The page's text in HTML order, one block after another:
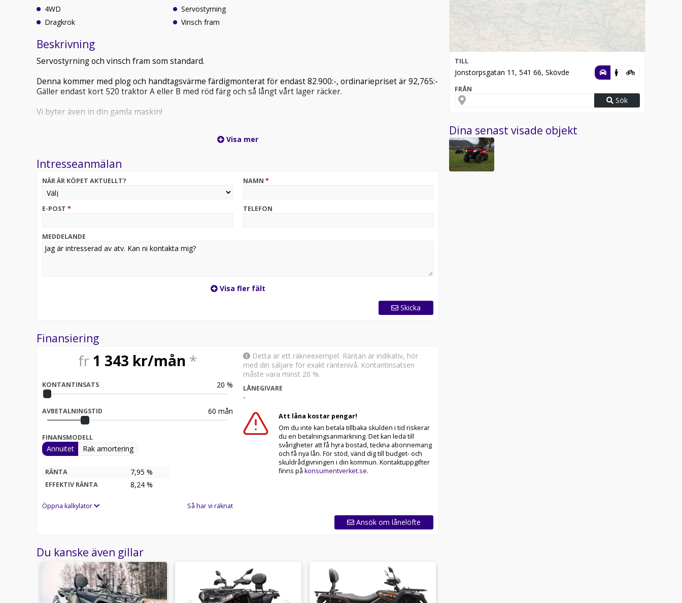
4WD
Dragkrok
Servostyrning
Vinsch fram
Beskrivning
Servostyrning och vinsch fram som standard.
Denna kommer med plog och handtagsvärme färdigmonterat för endast 82.900:-, ordinariepriset är 92,765:-
Gäller endast kort 520 traktor A eller B med röd färg och så långt vårt lager räcker.
Vi byter även in din gamla maskin!
Visa mer
Intresseanmälan
NÄR ÄR KÖPET AKTUELLT? NAMN *
E-POST * TELEFON
MEDDELANDE
Visa fler fält
Skicka
Finansiering
fr 1 343 kr/mån *
KONTANTINSATS 20 %
AVBETALNINGSTID 60 mån
FINANSMODELL
Annuitet Rak amortering
RÄNTA 7,95 %
EFFEKTIV RÄNTA 8,24 %
Öppna kalkylator Så har vi räknat
Detta är ett räkneexempel. Räntan är indikativ, hör
med din säljare för exakt räntenivå. Kontantinsatsen
måste vara minst 20 %.
LÅNEGIVARE
-
Att låna kostar pengar!
Om du inte kan betala tillbaka skulden i tid riskerar
du en betalningsanmärkning. Det kan leda till
svårigheter att få hyra bostad, teckna abonnemang
och få nya lån. För stöd, vänd dig till budget- och
skuldrådgivningen i din kommun. Kontaktuppgifter
finns på konsumentverket.se.
Ansök om lånelöfte
Du kanske även gillar
TILL
Jonstorpsgatan 11, 541 66, Skövde
FRÅN
Sök
Dina senast visade objekt